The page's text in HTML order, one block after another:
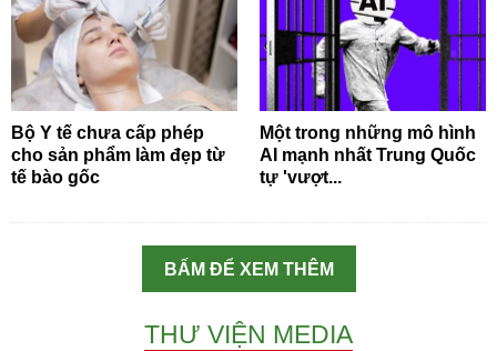
Bộ Y tế chưa cấp phép
cho sản phẩm làm đẹp từ
tế bào gốc
Một trong những mô hình
AI mạnh nhất Trung Quốc
tự 'vượt...
BẤM ĐỂ XEM THÊM
THƯ VIỆN MEDIA